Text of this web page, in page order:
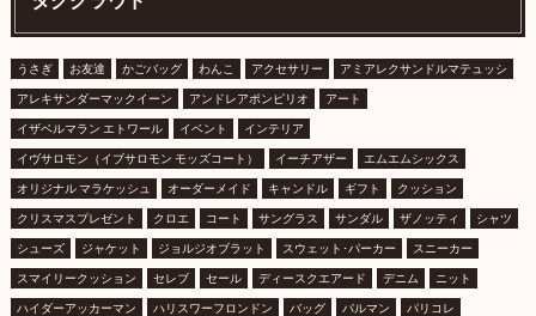
うさぎ お友達 かごバッグ わんこ アクセサリー アミアレクサンドルマテュッシ
アレキサンダーマックイーン アンドレアポンピリオ アート
イザベルマラン エトワール イベント インテリア
イヴサロモン（イブサロモン モッズコート） イーチアザー エムエムシックス
オリジナル マラケッシュ オーダーメイド キャンドル ギフト クッション
クリスマスプレゼント クロエ コート サングラス サンダル ザノッティ シャツ
シューズ ジャケット ジョルジオブラット スウェット･パーカー スニーカー
スマイリークッション セレブ セール ディースクエアード デニム ニット
ハイダーアッカーマン ハリスワーフロンドン バッグ バルマン パリコレ